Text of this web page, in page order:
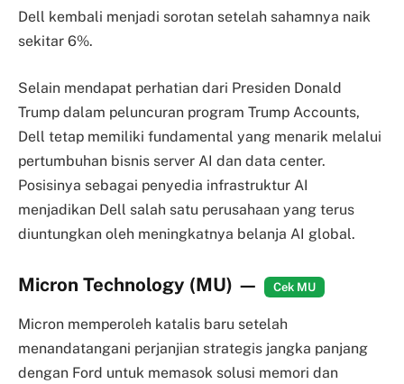
Dell kembali menjadi sorotan setelah sahamnya naik
sekitar 6%.
Selain mendapat perhatian dari Presiden Donald
Trump dalam peluncuran program Trump Accounts,
Dell tetap memiliki fundamental yang menarik melalui
pertumbuhan bisnis server AI dan data center.
Posisinya sebagai penyedia infrastruktur AI
menjadikan Dell salah satu perusahaan yang terus
diuntungkan oleh meningkatnya belanja AI global.
Micron Technology (MU) — Cek MU
Micron memperoleh katalis baru setelah
menandatangani perjanjian strategis jangka panjang
dengan Ford untuk memasok solusi memori dan